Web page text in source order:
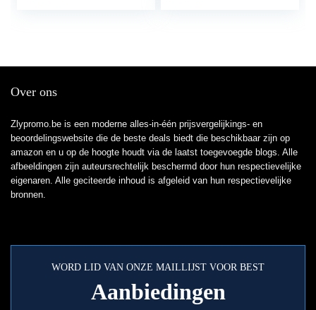
Over ons
Zlypromo.be is een moderne alles-in-één prijsvergelijkings- en
beoordelingswebsite die de beste deals biedt die beschikbaar zijn op
amazon en u op de hoogte houdt via de laatst toegevoegde blogs. Alle
afbeeldingen zijn auteursrechtelijk beschermd door hun respectievelijke
eigenaren. Alle geciteerde inhoud is afgeleid van hun respectievelijke
bronnen.
WORD LID VAN ONZE MAILLIJST VOOR BEST
Aanbiedingen